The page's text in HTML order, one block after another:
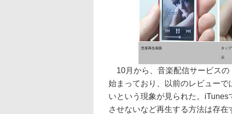
音楽再生画面 タッ
示
10月から、音楽配信サービスの
始まっており、以前のレビュー
いという現象が見られた。
させないなど再生する方法は存